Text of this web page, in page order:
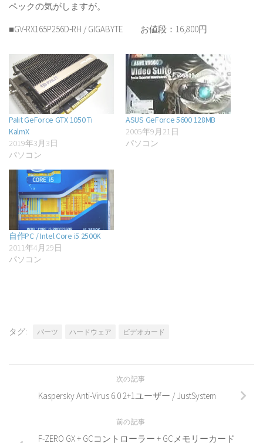
ペックの気がしますが。
■GV-RX165P256D-RH / GIGABYTE お値段：16,800円
Palit GeForce GTX 1050 Ti
KalmX
2019年3月3日
パソコン
ASUS GeForce 5600 128MB
2005年9月21日
パソコン
自作PC / Intel Core i5 2500K
2011年4月29日
パソコン
タグ: パーツ ハードウェア ビデオカード
次の記事
Kaspersky Anti-Virus 6.0 2+1ユーザー / JustSystem
前の記事
F-ZERO GX + GCコントローラー + GCメモリーカード